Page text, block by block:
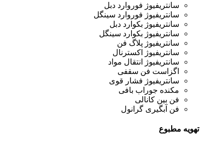
سانتریفیوژ فوروارد دبل
سانتریفیوژ فوروارد سینگل
سانتریفیوژ بکوارد دبل
سانتریفیوژ بکوارد سینگل
سانتریفیوژ پلاگ فن
سانتریفیوژ اکسترنال
سانتریفیوژ انتقال مواد
اگزاست فن سقفی
سانتریفیوژ فشار قوی
مکنده جوراب بافی
فن بین کانالی
فن آبگیری گرانول
تهویه مطبوع